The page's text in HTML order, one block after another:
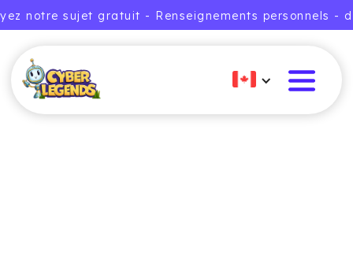
notre sujet gratuit - Renseignements personnels -